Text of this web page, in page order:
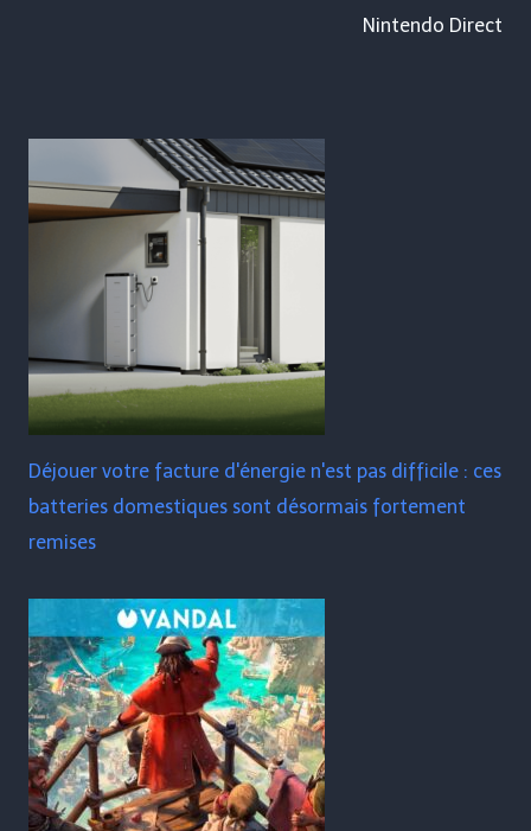
Nintendo Direct
Déjouer votre facture d'énergie n'est pas difficile : ces
batteries domestiques sont désormais fortement
remises